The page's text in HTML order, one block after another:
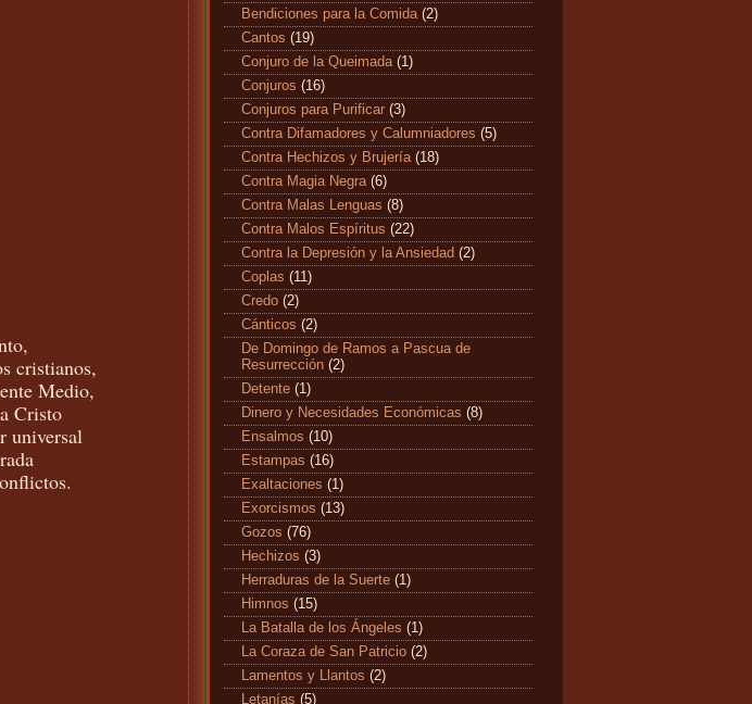
cristianos,
Medio,
Cristo
universal
Bendiciones para la Comida (2)
Cantos (19)
Conjuro de la Queimada (1)
Conjuros (16)
Conjuros para Purificar (3)
Contra Difamadores y Calumniadores (5)
Contra Hechizos y Brujería (18)
Contra Magia Negra (6)
Contra Malas Lenguas (8)
Contra Malos Espíritus (22)
Contra la Depresión y la Ansiedad (2)
Coplas (11)
Credo (2)
Cánticos (2)
De Domingo de Ramos a Pascua de
Resurrección (2)
Detente (1)
Dinero y Necesidades Económicas (8)
Ensalmos (10)
Estampas (16)
Exaltaciones (1)
Exorcismos (13)
Gozos (76)
Hechizos (3)
Herraduras de la Suerte (1)
Himnos (15)
La Batalla de los Ángeles (1)
La Coraza de San Patricio (2)
Lamentos y Llantos (2)
Letanías (5)